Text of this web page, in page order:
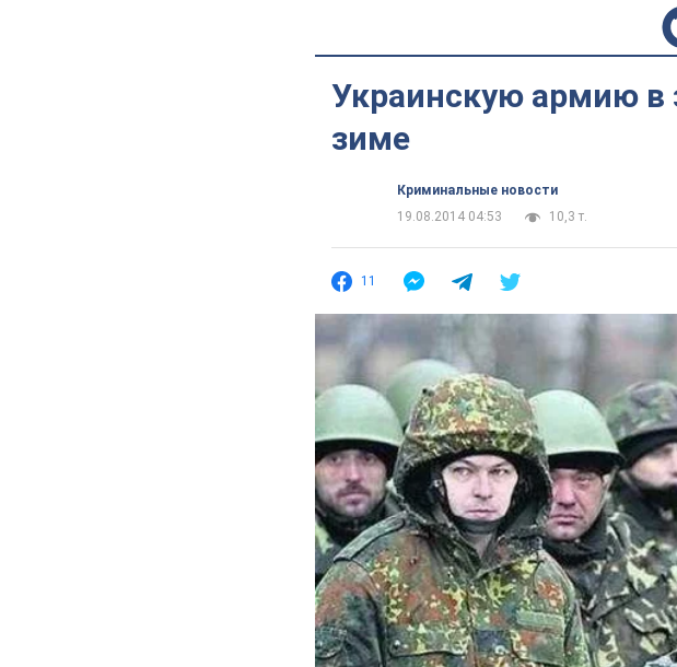
Украинскую армию в
зиме
Криминальные новости
19.08.2014 04:53
10,3 т.
11